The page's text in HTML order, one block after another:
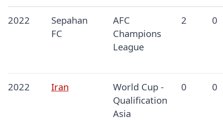
2022
Sepahan
FC
AFC
Champions
League
2 0
2022 Iran
World Cup -
Qualification
Asia
0 0